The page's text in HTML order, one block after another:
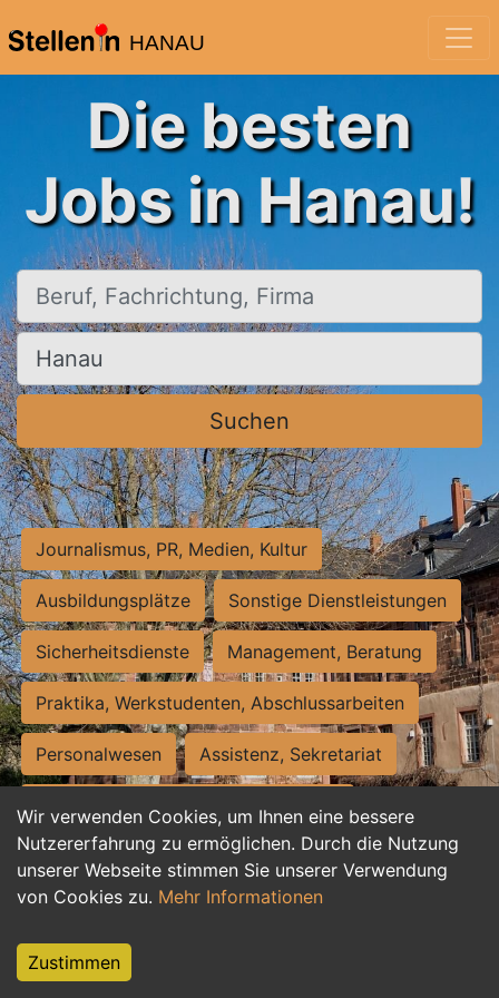
HANAU
Wir verwenden Cookies, um Ihnen eine bessere
Nutzererfahrung zu ermöglichen. Durch die Nutzung
unserer Webseite stimmen Sie unserer Verwendung
von Cookies zu. Mehr Informationen
Zustimmen
Die besten
Jobs in Hanau!
Beruf, Fachrichtung, Firma
Ort, Stadt
Suchen
Journalismus, PR, Medien, Kultur
Ausbildungsplätze Sonstige Dienstleistungen
Sicherheitsdienste Management, Beratung
Praktika, Werkstudenten, Abschlussarbeiten
Personalwesen Assistenz, Sekretariat
Hilfskräfte, Aushilfs- und Nebenjobs
Einkauf, Logistik, Materialwirtschaft
Weiterbildung, Studium, duale Ausbildung
Tourismus